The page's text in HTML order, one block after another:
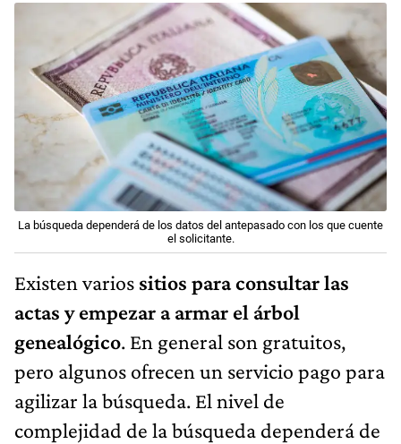
La búsqueda dependerá de los datos del antepasado con los que cuente
el solicitante.
Existen varios sitios para consultar las
actas y empezar a armar el árbol
genealógico. En general son gratuitos,
pero algunos ofrecen un servicio pago para
agilizar la búsqueda. El nivel de
complejidad de la búsqueda dependerá de